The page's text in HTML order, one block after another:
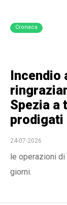
Cronaca
Incendio
Spezia a
prodigati
24-07-2026
le operazioni
giorni.